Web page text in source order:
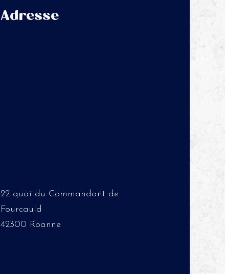
Adresse
22 quai du Commandant de
Fourcauld
42300 Roanne